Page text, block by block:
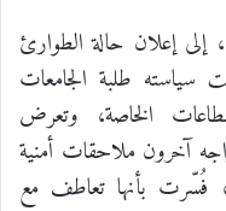
إلى إعلان حالة الطوارئ
لفلسطينيي 48، وطالت سياسته طلبة الجامعات
الخاصة، وتعرض
آخرون ملاحقات أمنية
فُسّرت بأنها تعاطف مع